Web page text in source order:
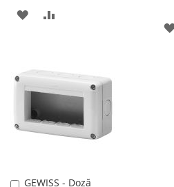
ADAUGATI
DORINTE
GEWISS - Doză
Adauga